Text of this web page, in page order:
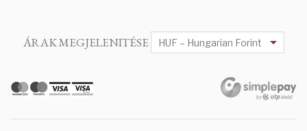
ÁRAK MEGJELENITÉSE